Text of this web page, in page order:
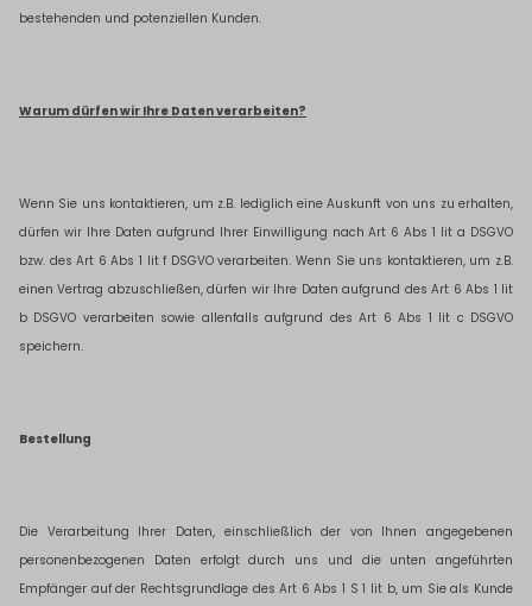
bestehenden und potenziellen Kunden.
Warum dürfen wir Ihre Daten verarbeiten?
Wenn Sie uns kontaktieren, um z.B. lediglich eine Auskunft von uns zu erhalten,
dürfen wir Ihre Daten aufgrund Ihrer Einwilligung nach Art 6 Abs 1 lit a DSGVO
bzw. des Art 6 Abs 1 lit f DSGVO verarbeiten. Wenn Sie uns kontaktieren, um z.B.
einen Vertrag abzuschließen, dürfen wir Ihre Daten aufgrund des Art 6 Abs 1 lit
b DSGVO verarbeiten sowie allenfalls aufgrund des Art 6 Abs 1 lit c DSGVO
speichern.
Bestellung
Die Verarbeitung Ihrer Daten, einschließlich der von Ihnen angegebenen
personenbezogenen Daten erfolgt durch uns und die unten angeführten
Empfänger auf der Rechtsgrundlage des Art 6 Abs 1 S 1 lit b, um Sie als Kunde